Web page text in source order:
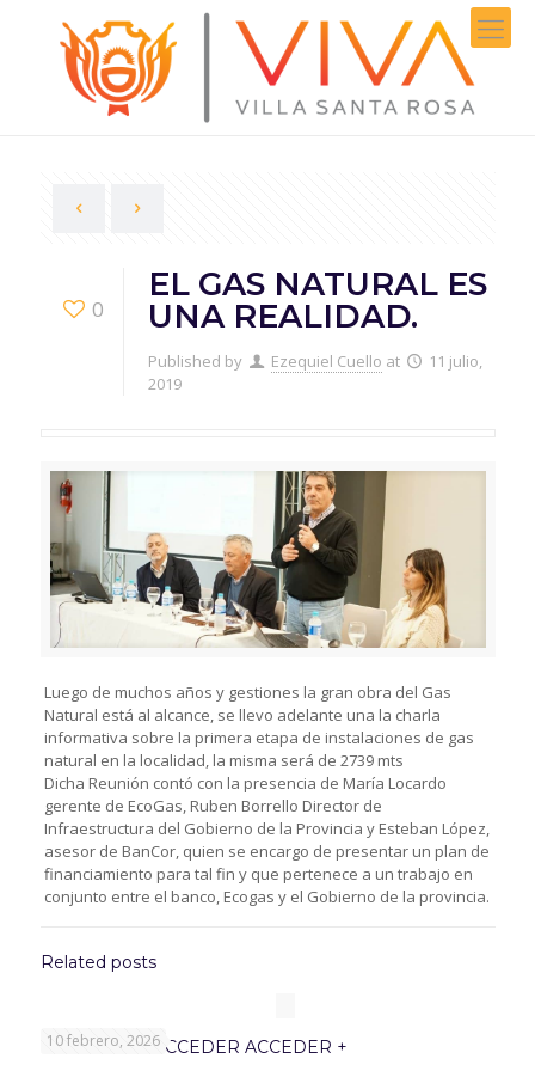
0
EL GAS NATURAL ES
UNA REALIDAD.
Published by Ezequiel Cuello at
11 julio,
2019
Luego de muchos años y gestiones la gran obra del Gas
Natural está al alcance, se llevo adelante una la charla
informativa sobre la primera etapa de instalaciones de gas
natural en la localidad, la misma será de 2739 mts
Dicha Reunión contó con la presencia de María Locardo
gerente de EcoGas, Ruben Borrello Director de
Infraestructura del Gobierno de la Provincia y Esteban López,
asesor de BanCor, quien se encargo de presentar un plan de
financiamiento para tal fin y que pertenece a un trabajo en
conjunto entre el banco, Ecogas y el Gobierno de la provincia.
Related posts
10 febrero, 2026
PROGRAMA ACCEDER ACCEDER +